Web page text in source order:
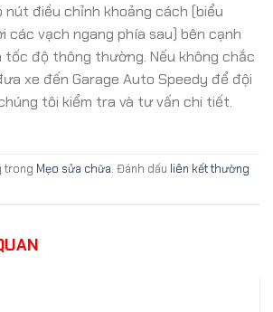
nút điều chỉnh khoảng cách (biểu
các vạch ngang phía sau) bên cạnh
độ thông thường. Nếu không chắc
xe đến Garage Auto Speedy để đội
tôi kiểm tra và tư vấn chi tiết.
trong Mẹo sửa chữa. Đánh dấu liên kết thường